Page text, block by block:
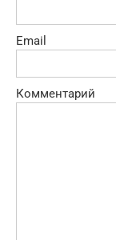
Email
Комментарий